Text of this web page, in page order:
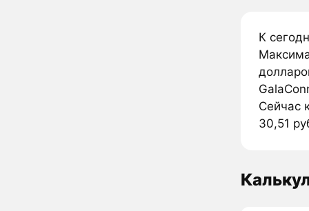
К
Сейчас
30,51